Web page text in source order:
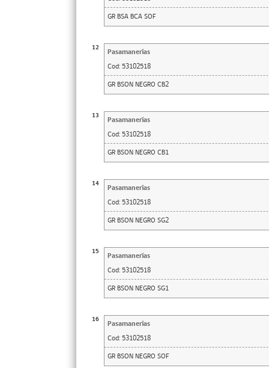
GR BSA BCA SOF
12
Pasamanerías
Cod: 53102518
GR BSON NEGRO CB2
13
Pasamanerías
Cod: 53102518
GR BSON NEGRO CB1
14
Pasamanerías
Cod: 53102518
GR BSON NEGRO SG2
15
Pasamanerías
Cod: 53102518
GR BSON NEGRO SG1
16
Pasamanerías
Cod: 53102518
GR BSON NEGRO SOF